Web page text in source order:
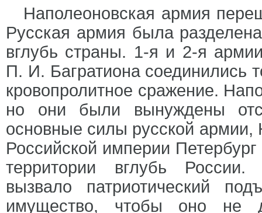
Наполеоновская армия
Русская армия была
вглубь страны. 1-я и 2-я
П. И. Багратиона соединились
кровопролитное сражение.
но они были вынуждены
основные силы русской армии,
Российской империи
территории вглубь России.
вызвало патриотический
имущество, чтобы оно не